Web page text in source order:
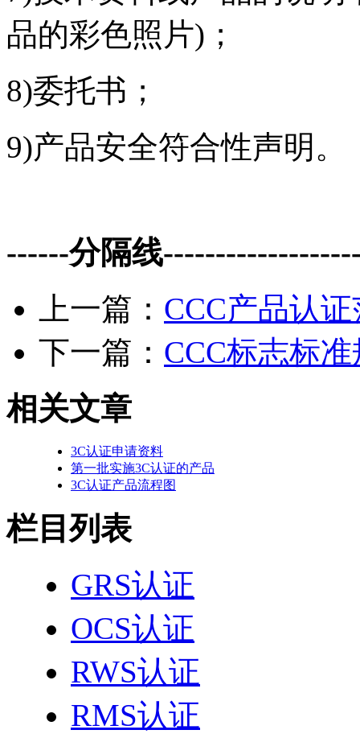
品的彩色照片)；
8)委托书；
9)产品安全符合性声明。
------分隔线
上一篇： CCC产品认
下一篇： CCC标志标
相关文章
3C认证申请资料
第一批实施3C认证的产品
3C认证产品流程图
栏目列表
GRS认证
OCS认证
RWS认证
RMS认证